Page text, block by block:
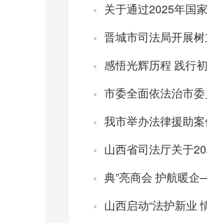
关于通过2025年国
晋城市司法局开展
感悟光辉历程 践行
市委全面依法治市
我市举办法律援助
山西省司法厅关于
典”亮商会 护航暖
山西启动“法护新业